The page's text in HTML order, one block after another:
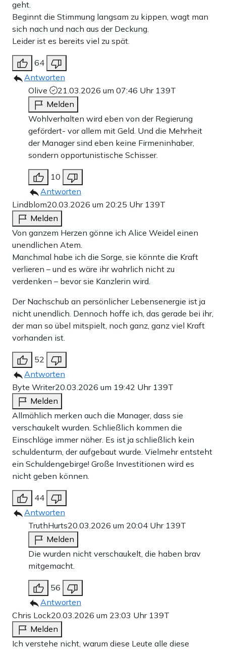
geht.
Beginnt die Stimmung langsam zu kippen, wagt man
sich nach und nach aus der Deckung.
Leider ist es bereits viel zu spät.
64
Antworten
Olive
21.03.2026 um 07:46 Uhr 139T
Melden
Wohlverhalten wird eben von der Regierung
gefördert- vor allem mit Geld. Und die Mehrheit
der Manager sind eben keine Firmeninhaber,
sondern opportunistische Schisser.
10
Antworten
Lindblom20.03.2026 um 20:25 Uhr 139T
Melden
Von ganzem Herzen gönne ich Alice Weidel einen
unendlichen Atem.
Manchmal habe ich die Sorge, sie könnte die Kraft
verlieren – und es wäre ihr wahrlich nicht zu
verdenken – bevor sie Kanzlerin wird.
Der Nachschub an persönlicher Lebensenergie ist ja
nicht unendlich. Dennoch hoffe ich, das gerade bei ihr,
der man so übel mitspielt, noch ganz, ganz viel Kraft
vorhanden ist.
52
Antworten
Byte Writer20.03.2026 um 19:42 Uhr 139T
Melden
Allmählich merken auch die Manager, dass sie
verschaukelt wurden. Schließlich kommen die
Einschläge immer näher. Es ist ja schließlich kein
schuldenturm, der aufgebaut wurde. Vielmehr entsteht
ein Schuldengebirge! Große Investitionen wird es
nicht geben können.
44
Antworten
TruthHurts20.03.2026 um 20:04 Uhr 139T
Melden
Die wurden nicht verschaukelt, die haben brav
mitgemacht.
56
Antworten
Chris Lock20.03.2026 um 23:03 Uhr 139T
Melden
Ich verstehe nicht, warum diese Leute alle diese